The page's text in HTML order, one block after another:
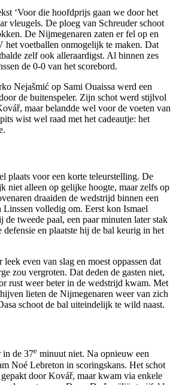
‘Voor die hoofdprijs gaan we door het
vleugels. De ploeg van Schreuder schoot
De Nijmegenaren zaten er fel op en
het voetballen onmogelijk te maken. Dat
zelf ook alleraardigst. Al binnen zes
de 0-0 van het scorebord.
Nejašmić op Sami Ouaissa werd een
de buitenspeler. Zijn schot werd stijlvol
maar belandde wel voor de voeten van
wist wel raad met het cadeautje: het
plaats voor een korte teleurstelling. De
niet alleen op gelijke hoogte, maar zelfs op
draaiden de wedstrijd binnen een
volledig om. Eerst kon Ismael
tweede paal, een paar minuten later stak
en plaatste hij de bal keurig in het
even van slag en moest oppassen dat
zou vergroten. Dat deden de gasten niet,
rust weer beter in de wedstrijd kwam. Met
lieten de Nijmegenaren weer van zich
schoot de bal uiteindelijk te wild naast.
in de 37e minuut niet. Na opnieuw een
Noé Lebreton in scoringskans. Het schot
door Kovář, maar kwam via enkele